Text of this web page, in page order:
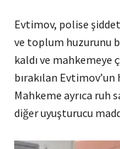
Evtimov, polise
ve toplum huzurunu
kaldı ve mahkemeye
bırakılan
Mahkeme ayrıca ruh
diğer uyuşturucu